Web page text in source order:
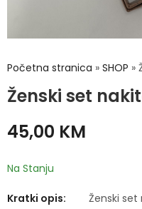
Početna stranica » SHOP »
Ženski set
45,00 KM
Na Stanju
Kratki opis: Ženski set